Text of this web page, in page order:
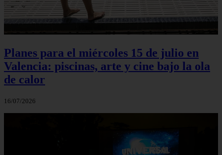
Planes para el miércoles 15 de julio en
Valencia: piscinas, arte y cine bajo la ola
de calor
16/07/2026